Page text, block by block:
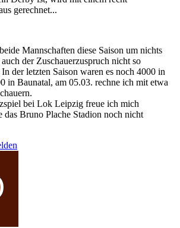
gerechnet...
Mannschaften diese Saison um nichts
der Zuschauerzuspruch nicht so
In der letzten Saison waren es noch 4000 in
in Baunatal, am 05.03. rechne ich mit etwa
bei Lok Leipzig freue ich mich
das Bruno Plache Stadion noch nicht